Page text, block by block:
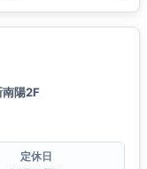
陽2F
定休日